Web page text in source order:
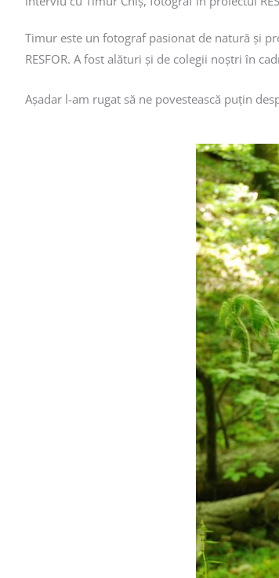
Timur este un fotograf pasionat de natură și
RESFOR. A fost alături și de colegii noștri în
Așadar l-am rugat să ne povestească puțin